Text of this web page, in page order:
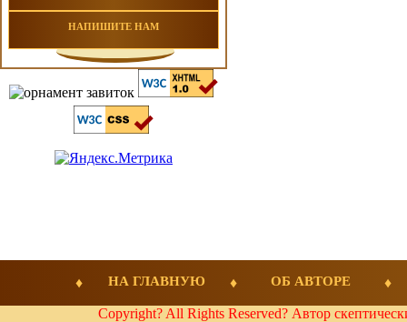
НАПИШИТЕ НАМ
НА ГЛАВНУЮ ОБ АВТОРЕ
Copyright? All Rights Reserved? Автор